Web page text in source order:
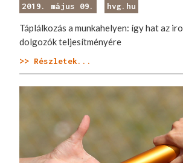
2019. május 09. hvg.hu
Táplálkozás a munkahelyen: így hat az
dolgozók teljesítményére
>> Részletek...